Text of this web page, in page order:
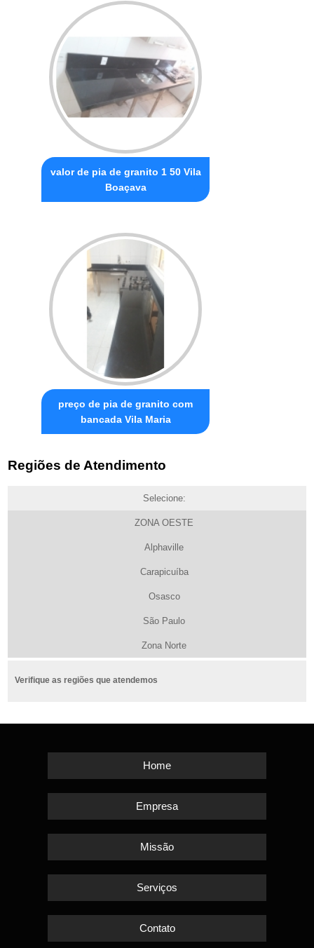
valor de pia de granito 1 50 Vila
Boaçava
preço de pia de granito com
bancada Vila Maria
Regiões de Atendimento
Selecione:
ZONA OESTE
Alphaville
Carapicuíba
Osasco
São Paulo
Zona Norte
Verifique as regiões que atendemos
Home
Empresa
Missão
Serviços
Contato